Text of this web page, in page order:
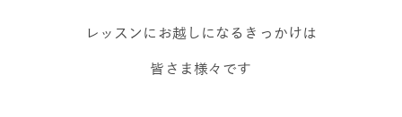
レッスンにお越しになるきっかけは
皆さま様々です